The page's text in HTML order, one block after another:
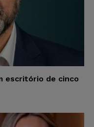
escritório de cinco